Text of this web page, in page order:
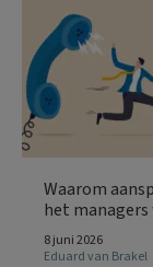
Waarom
het
8 juni 2026
Eduard van Brakel